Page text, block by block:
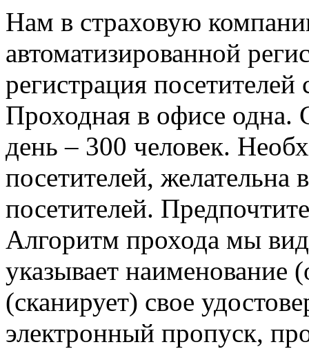
Нам в страховую
автоматизированной
регистрация
Проходная в офисе одна.
день – 300 человек.
посетителей, желательна
посетителей.
Алгоритм прохода мы
указывает наименование
(сканирует) свое
электронный пропуск,